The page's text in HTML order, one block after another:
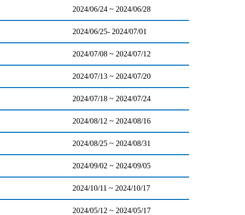
2024/06/24 ~ 2024/06/28
2024/06/25- 2024/07/01
2024/07/08 ~ 2024/07/12
2024/07/13 ~ 2024/07/20
2024/07/18 ~ 2024/07/24
2024/08/12 ~ 2024/08/16
2024/08/25 ~ 2024/08/31
2024/09/02 ~ 2024/09/05
2024/10/11 ~ 2024/10/17
2024/05/12 ~ 2024/05/17